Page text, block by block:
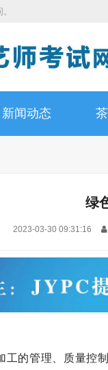
新闻动态
绿
2023-03-30 09:31:16
工的管理、质量控